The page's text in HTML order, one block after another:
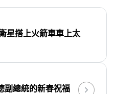
星搭上火箭車車上太
副總統的新春祝福